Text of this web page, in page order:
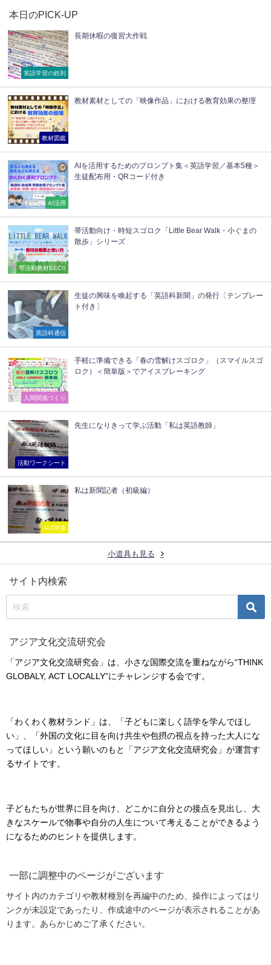
本日のPICK-UP
英語学習の鉄則
長期休暇の復習大作戦
教材図鑑
教材素材としての「映像作品」における教育効果の整理
AI活用
AIを活用するためのプロンプト集＜英語学習／基本5種＞
生徒配布用・QRコード付き
帯活動教材BECS
帯活動向け・時短スゴロク「Little Bear Walk・小ぐまの
散歩」シリーズ
英語科通信
生徒の興味を喚起する「英語科新聞」の発行〔テンプレー
ト付き〕
人間関係づくり
手軽に準備できる「春の雪解けスゴロク」（スマイルスゴ
ロク）＜簡単版＞でアイスブレーキング
活動ワークシート
先生になりきって学ぶ活動「私は英語教師」
ALT関連
私は新聞記者（初級編）
小道具も見る
サイト内検索
アジア文化交流研究会
「アジア文化交流研究会」は、小さな国際交流を重ねながら“THINK
GLOBALY, ACT LOCALLY”にチャレンジする会です。
「わくわく教材ランド」は、「子どもに楽しく語学を学んでほし
い」、「外国の文化に目を向け共生や包摂の視点を持った大人にな
ってほしい」という願いのもと「アジア文化交流研究会」が運営す
るサイトです。
子どもたちが世界に目を向け、どこかに自分との接点を見出し、大
きなスケールで物事や自分の人生について考えることができるよう
になるためのヒントを提供します。
一部に調整中のページがございます
サイト内のカテゴリや教材種別を再編中のため、操作によってはリ
ンクが未設定であったり、作成途中のページが表示されることがあ
ります。あらかじめご了承ください。